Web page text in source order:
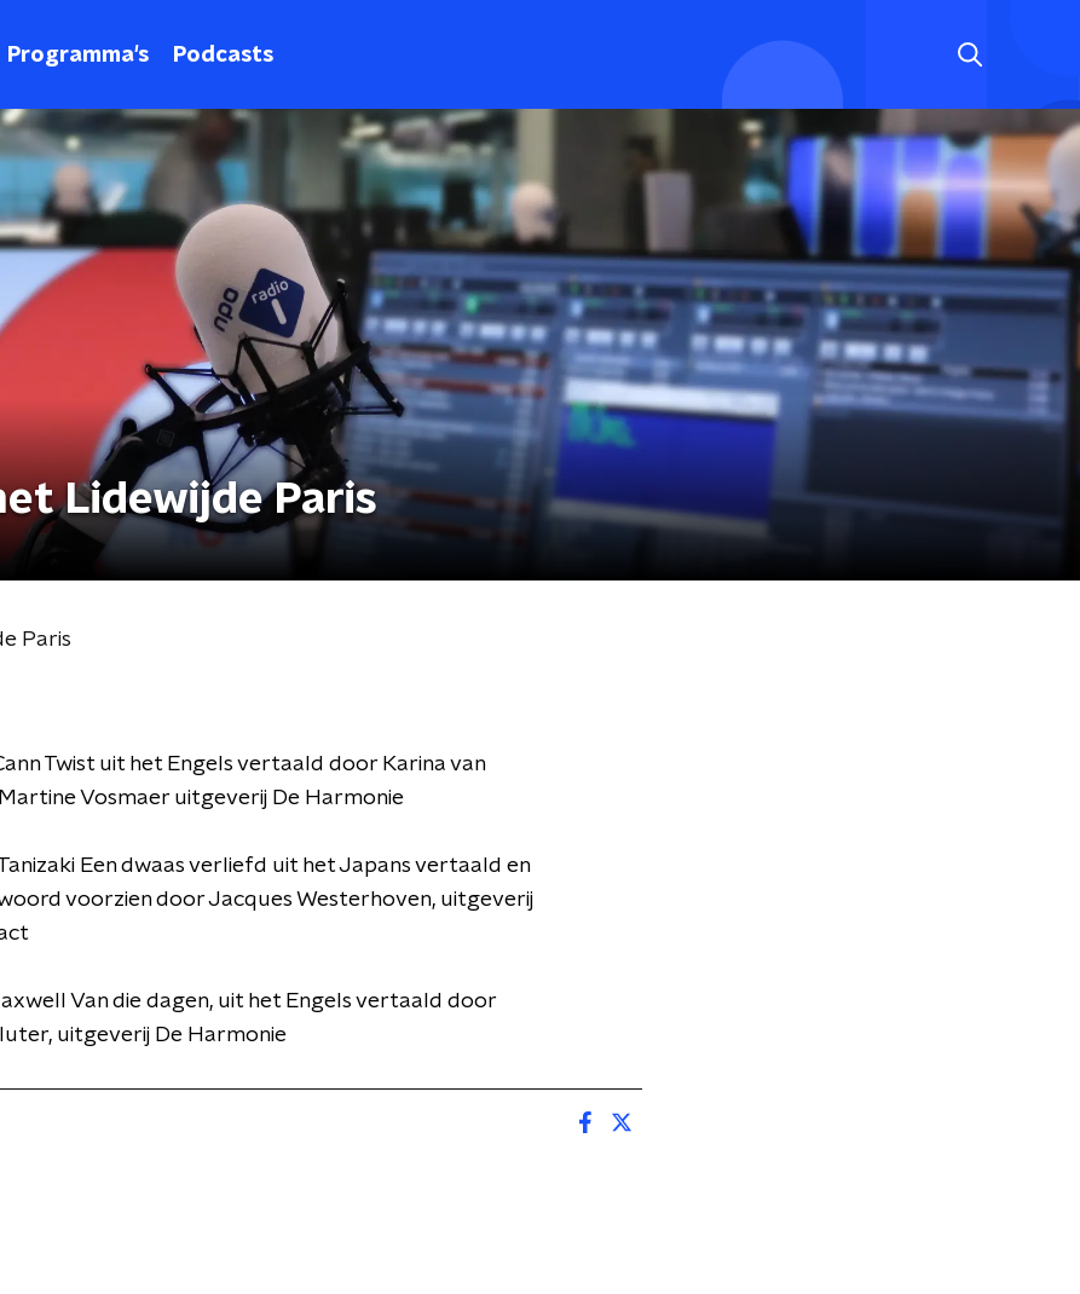
Programma's Podcasts
Lidewijde Paris
Paris
Twist uit het Engels vertaald door Karina van
Vosmaer uitgeverij De Harmonie
Een dwaas verliefd uit het Japans vertaald en
voorzien door Jacques Westerhoven, uitgeverij
Van die dagen, uit het Engels vertaald door
uitgeverij De Harmonie